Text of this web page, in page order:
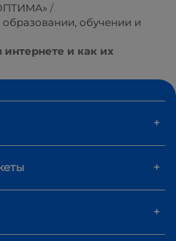
обучении и
интернете и как их
+
+
+